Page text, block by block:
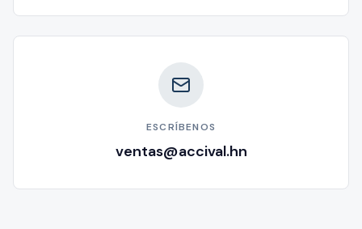
ESCRÍBENOS
ventas@accival.hn